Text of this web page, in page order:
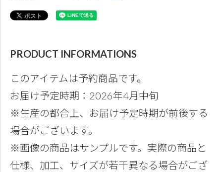
PRODUCT INFORMATIONS
このアイテムは予約商品です。
お届け予定時期：2026年4月中旬
※生産の都合上、お届け予定時期が前後する
場合がございます。
※画像の商品はサンプルです。実際の商品と
仕様、加工、サイズが若干異なる場合がござ